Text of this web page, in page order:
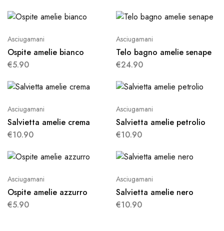
Asciugamani
Ospite amelie bianco
€5.90
Asciugamani
Telo bagno amelie senape
€24.90
Asciugamani
Salvietta amelie crema
€10.90
Asciugamani
Salvietta amelie petrolio
€10.90
Asciugamani
Ospite amelie azzurro
€5.90
Asciugamani
Salvietta amelie nero
€10.90